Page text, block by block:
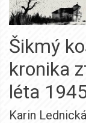
Šikmý
kronika
léta
Karin Lednická